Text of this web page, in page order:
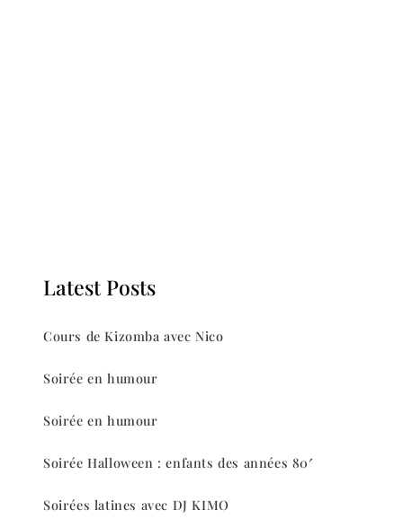
Latest Posts
Cours de Kizomba avec Nico
Soirée en humour
Soirée en humour
Soirée Halloween : enfants des années 80′
Soirées latines avec DJ KIMO